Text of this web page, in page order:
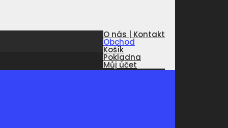
O nás | Kontakt
Obchod
Košík
Pokladna
Můj účet